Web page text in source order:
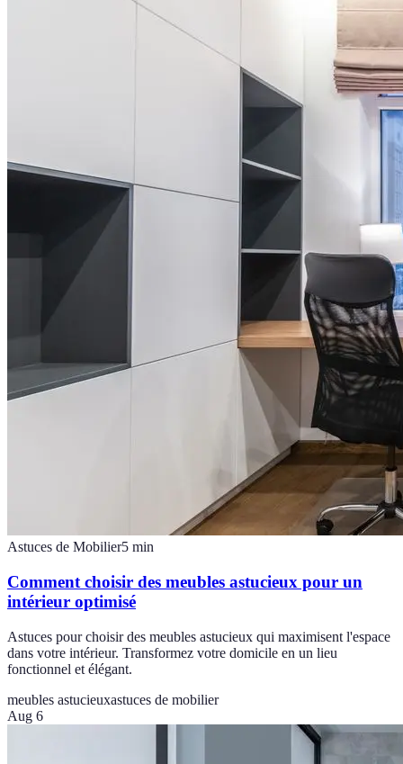
Astuces de Mobilier5 min
Comment choisir des meubles astucieux pour un
intérieur optimisé
Astuces pour choisir des meubles astucieux qui maximisent l'espace
dans votre intérieur. Transformez votre domicile en un lieu
fonctionnel et élégant.
meubles astucieuxastuces de mobilier
Aug 6